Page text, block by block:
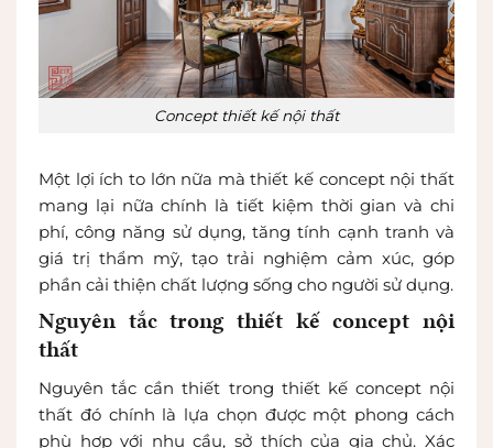
Concept thiết kế nội thất
Một lợi ích to lớn nữa mà thiết kế concept nội thất
mang lại nữa chính là tiết kiệm thời gian và chi
phí, công năng sử dụng, tăng tính cạnh tranh và
giá trị thẩm mỹ, tạo trải nghiệm cảm xúc, góp
phần cải thiện chất lượng sống cho người sử dụng.
Nguyên tắc trong thiết kế concept nội
thất
Nguyên tắc cần thiết trong thiết kế concept nội
thất đó chính là lựa chọn được một phong cách
phù hợp với nhu cầu, sở thích của gia chủ. Xác